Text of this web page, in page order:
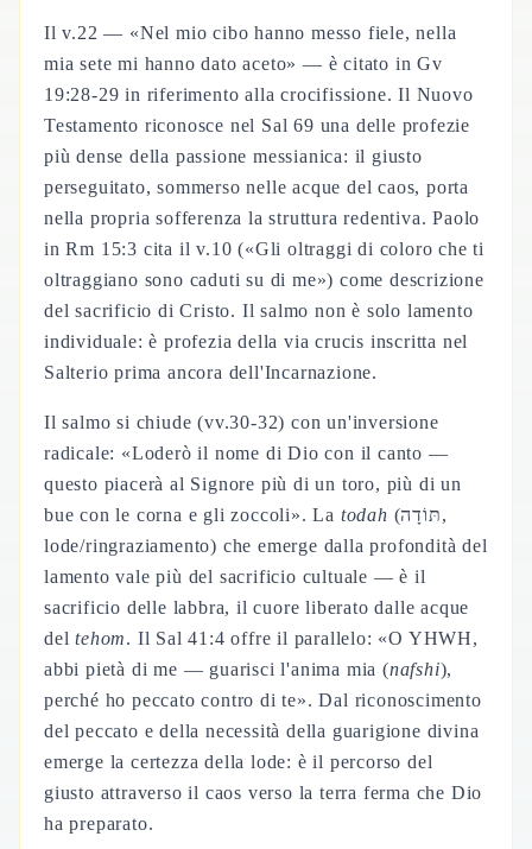
Il v.22 — «Nel mio cibo hanno messo fiele, nella
mia sete mi hanno dato aceto» — è citato in Gv
19:28-29 in riferimento alla crocifissione. Il Nuovo
Testamento riconosce nel Sal 69 una delle profezie
più dense della passione messianica: il giusto
perseguitato, sommerso nelle acque del caos, porta
nella propria sofferenza la struttura redentiva. Paolo
in Rm 15:3 cita il v.10 («Gli oltraggi di coloro che ti
oltraggiano sono caduti su di me») come descrizione
del sacrificio di Cristo. Il salmo non è solo lamento
individuale: è profezia della via crucis inscritta nel
Salterio prima ancora dell'Incarnazione.
Il salmo si chiude (vv.30-32) con un'inversione
radicale: «Loderò il nome di Dio con il canto —
questo piacerà al Signore più di un toro, più di un
bue con le corna e gli zoccoli». La todah (תּוֹדָה,
lode/ringraziamento) che emerge dalla profondità del
lamento vale più del sacrificio cultuale — è il
sacrificio delle labbra, il cuore liberato dalle acque
deltehom. Il Sal 41:4 offre il parallelo: «O YHWH,
abbi pietà di me — guarisci l'anima mia (nafshi),
perché ho peccato contro di te». Dal riconoscimento
del peccato e della necessità della guarigione divina
emerge la certezza della lode: è il percorso del
giusto attraverso il caos verso la terra ferma che Dio
ha preparato.